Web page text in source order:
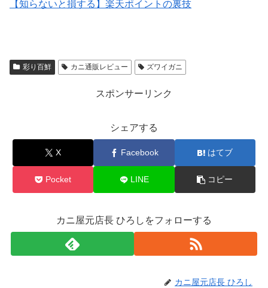
【知らないと損する】楽天ポイントの裏技
彩り百鮮 カニ通販レビュー ズワイガニ
スポンサーリンク
シェアする
X Facebook はてブ
Pocket LINE コピー
カニ屋元店長 ひろしをフォローする
カニ屋元店長 ひろし